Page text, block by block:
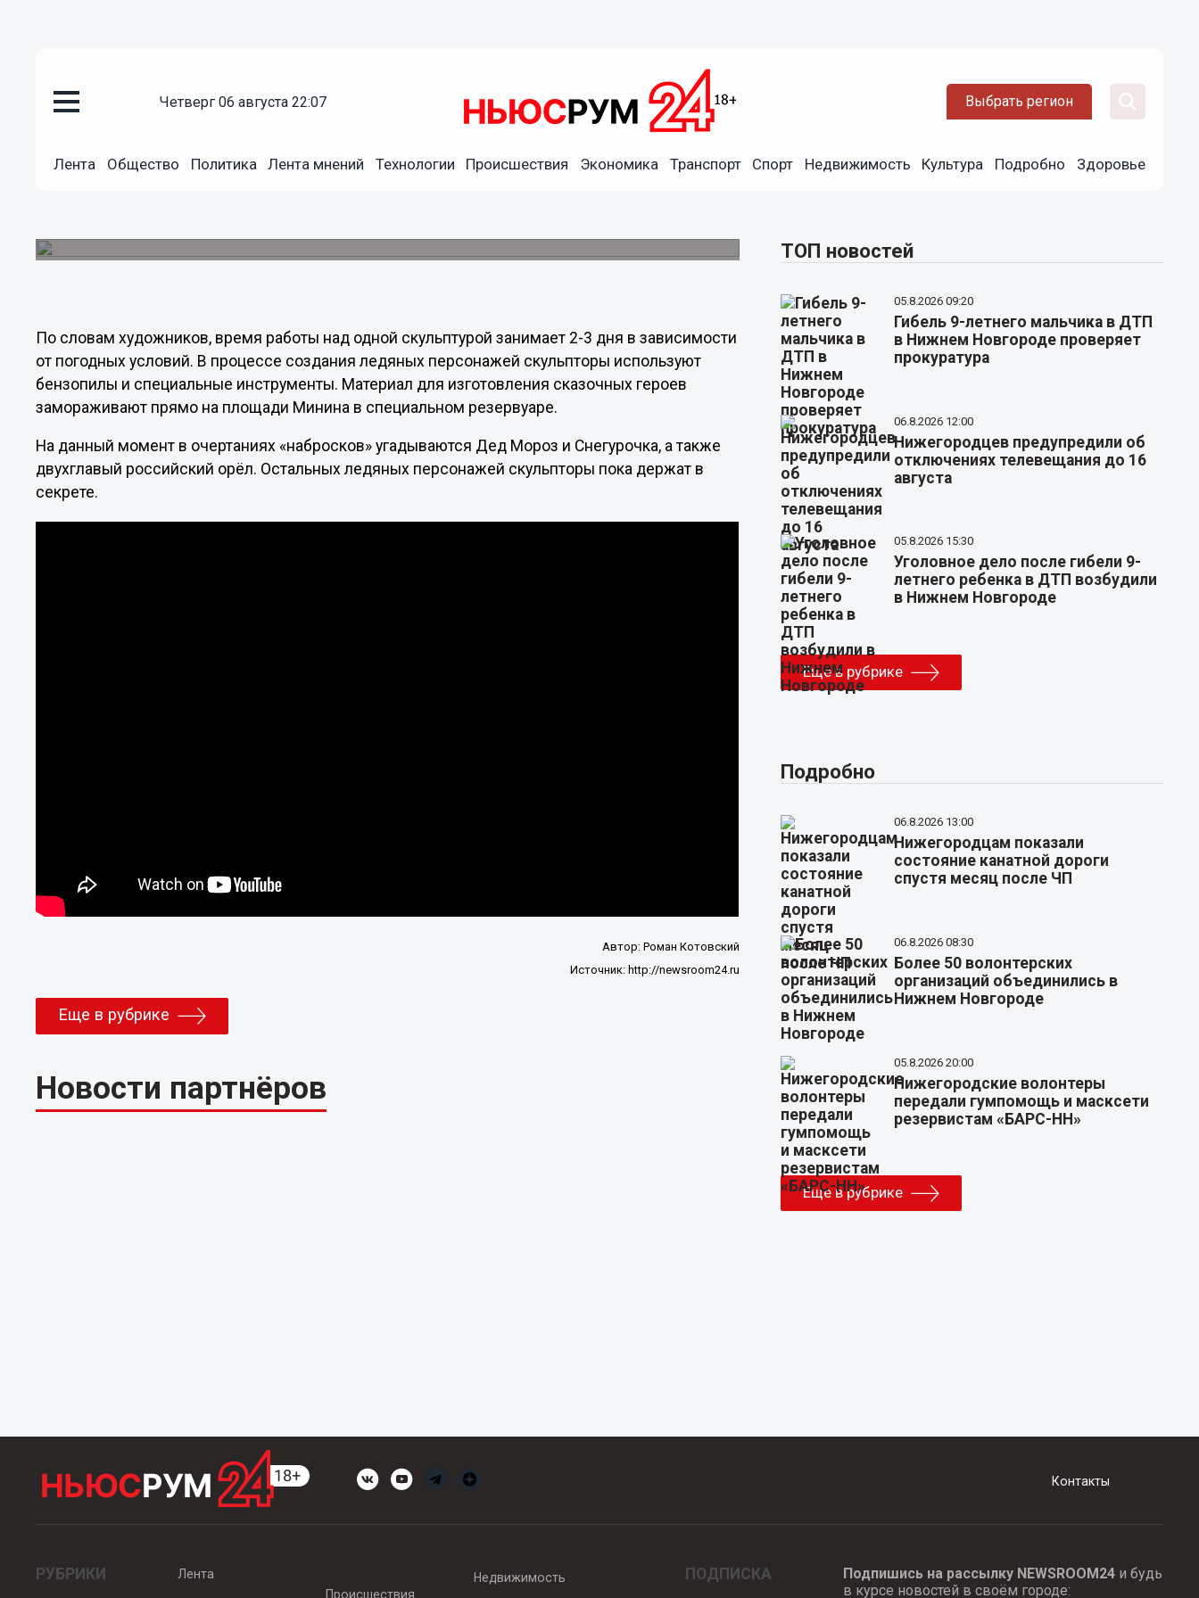
четверг 06 августа 22:07 Выбрать регион
Лента Общество Политика Лента мнений Технологии Происшествия Экономика Транспорт Спорт Недвижимость Культура Подробно Здоровье
20.12.2012 07:30
Нижнем Новгороде
По словам художников, время работы над одной скульптурой занимает 2-3 дня в зависимости
от погодных условий. В процессе создания ледяных персонажей скульпторы используют
бензопилы и специальные инструменты. Материал для изготовления сказочных героев
замораживают прямо на площади Минина в специальном резервуаре.
На данный момент в очертаниях «набросков» угадываются Дед Мороз и Снегурочка, а также
двухглавый российский орёл. Остальных ледяных персонажей скульпторы пока держат в
секрете.
Автор: Роман Котовский
Источник: http://newsroom24.ru
Еще в рубрике
Новости партнёров
ТОП новостей
05.8.2026 09:20
Гибель 9-летнего мальчика в ДТП
в Нижнем Новгороде проверяет
прокуратура
06.8.2026 12:00
Нижегородцев предупредили об
отключениях телевещания до 16
августа
05.8.2026 15:30
Уголовное дело после гибели 9-
летнего ребенка в ДТП возбудили
в Нижнем Новгороде
Еще в рубрике
Подробно
06.8.2026 13:00
Нижегородцам показали
состояние канатной дороги
спустя месяц после ЧП
06.8.2026 08:30
Более 50 волонтерских
организаций объединились в
Нижнем Новгороде
05.8.2026 20:00
Нижегородские волонтеры
передали гумпомощь и масксети
резервистам «БАРС-НН»
Еще в рубрике
Контакты
РУБРИКИ
Лента
Происшествия
Недвижимость ПОДПИСКА Подпишись на рассылку NEWSROOM24и будь
в курсе новостей в своём городе: